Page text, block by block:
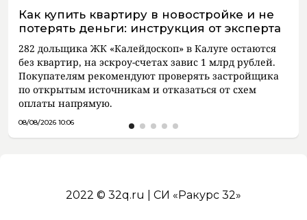
Как купить квартиру в новостройке и не
потерять деньги: инструкция от эксперта
282 дольщика ЖК «Калейдоскоп» в Калуге остаются
без квартир, на эскроу-счетах завис 1 млрд рублей.
Покупателям рекомендуют проверять застройщика
по открытым источникам и отказаться от схем
оплаты напрямую.
08/08/2026 10:06
2022 © 32q.ru | СИ «Ракурс 32»